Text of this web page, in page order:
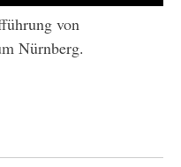
von
Nürnberg.